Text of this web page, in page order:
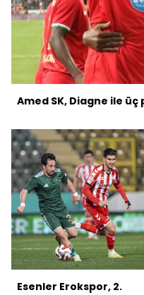
Amed SK, Diagne ile üç
Esenler Erokspor, 2.